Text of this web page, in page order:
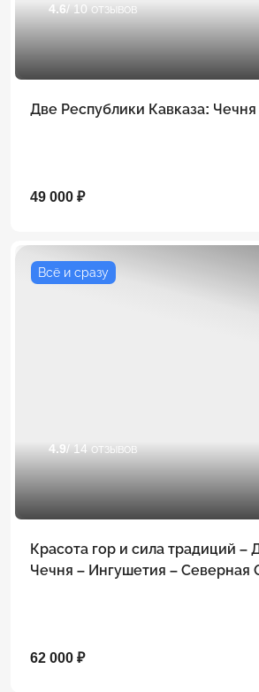
4.6/ 10 отзывов
Две Республики Кавказа: Чечня
49 000 ₽
Всё и сразу
4.9 / 14 отзывов
Красота гор и сила традиций –
Чечня – Ингушетия – Северная
62 000 ₽